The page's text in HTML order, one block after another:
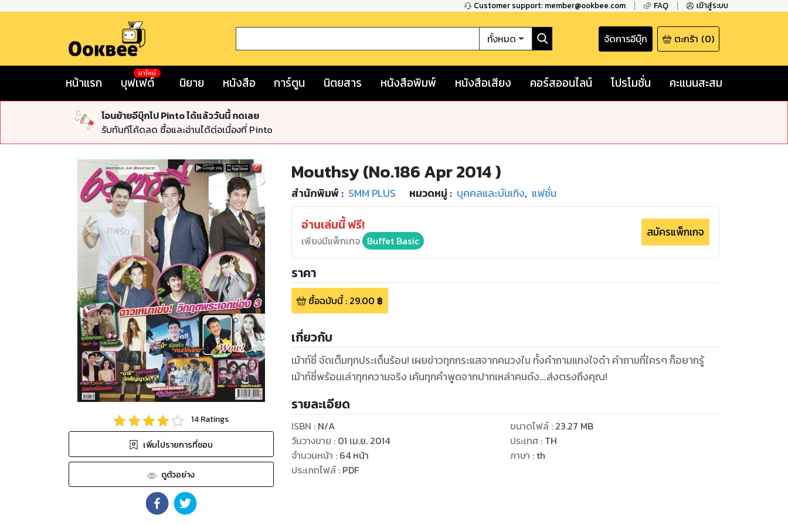
Customer support: member@ookbee.com FAQ เข้าสู่ระบบ
ทั้งหมด จัดการอีบุ๊ก ตะกร้า (0)
หน้าแรก บุฟเฟต์
มาใหม่
นิยาย หนังสือ การ์ตูน นิตยสาร หนังสือพิมพ์ หนังสือเสียง คอร์สออนไลน์ โปรโมชั่น คะแนนสะสม
โอนย้ายอีบุ๊กไป Pinto ได้แล้ววันนี้ กดเลย
รับทันทีโค้ดลด ซื้อและอ่านได้ต่อเนื่องที่ Pinto
14Ratings
เพิ่มไปรายการที่ชอบ
ดูตัวอย่าง
Mouthsy (No.186 Apr 2014 )
สำนักพิมพ์ : SMM PLUS หมวดหมู่ : บุคคลและบันเทิง, แฟชั่น
อ่านเล่มนี้ ฟรี!
เพียงมีแพ็กเกจ Buffet Basic
สมัครแพ็กเกจ
ราคา
ซื้อฉบับนี้: 29.00 ฿
เกี่ยวกับ
เม้าท์ซี่ จัดเต็มทุกประเด็นร้อน! เผยข่าวทุกกระแสจากคนวงใน ทั้งคำถามแทงใจดำ คำถามที่ใครๆ ก็อยากรู้
เม้าท์ซี่พร้อมเล่าทุกความจริง เค้นทุกคำพูดจากปากเหล่าคนดัง...ส่งตรงถึงคุณ!
รายละเอียด
ISBN : N/A
วันวางขาย : 01 เม.ย. 2014
จำนวนหน้า : 64 หน้า
ประเภทไฟล์: PDF
ขนาดไฟล์: 23.27 MB
ประเทศ : TH
ภาษา : th